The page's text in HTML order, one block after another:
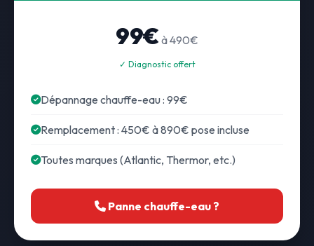
99€ à 490€
✓ Diagnostic offert
Dépannage chauffe-eau : 99€
Remplacement : 450€ à 890€ pose incluse
Toutes marques (Atlantic, Thermor, etc.)
Panne chauffe-eau ?